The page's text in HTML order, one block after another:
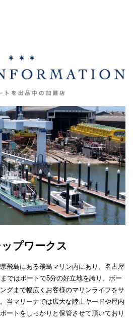
プワークス
飛島にある飛島マリン内にあり、名古屋
ではボートで5分の好立地を誇り、ボー
グまで幅広くお客様のマリンライフをサ
当マリーナでは広大な陸上ヤードや屋内
ートをしっかりと保管させて頂いており